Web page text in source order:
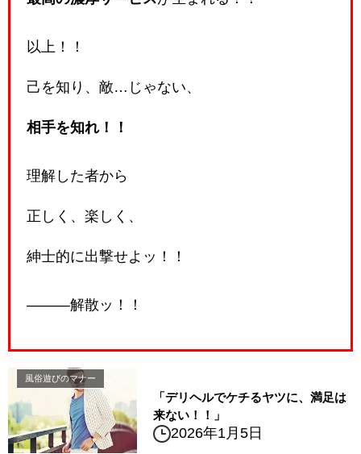
以上！！
己を知り、敵…じゃない、
相手を知れ！！
理解した者から
正しく、楽しく、
紳士的に出撃せよッ！！
―――解散ッ！！
風俗遊びのマナー
「デリヘルでケチるヤツに、満足は
来ない！！」
2026年1月5日